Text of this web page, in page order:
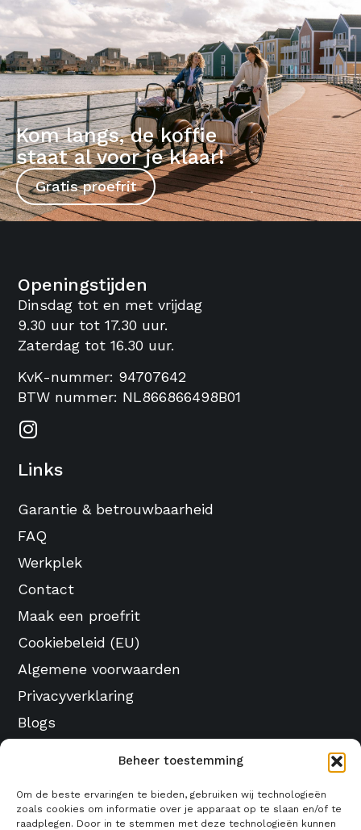
Beheer toestemming
Om de beste ervaringen te bieden, gebruiken wij technologieën
zoals cookies om informatie over je apparaat op te slaan en/of te
raadplegen. Door in te stemmen met deze technologieën kunnen
Kom langs, de koffie
staat al voor je klaar!
Gratis proefrit
Vondelstraat 82 Alkmaar, Noord-Holland, 1814
AC, Nederland
Openingstijden
Dinsdag tot en met vrijdag
9.30 uur tot 17.30 uur.
Zaterdag tot 16.30 uur.
KvK-nummer: 94707642
BTW nummer: NL866866498B01
Links
Garantie & betrouwbaarheid
FAQ
Werkplek
Contact
Maak een proefrit
Cookiebeleid (EU)
Algemene voorwaarden
Privacyverklaring
Blogs